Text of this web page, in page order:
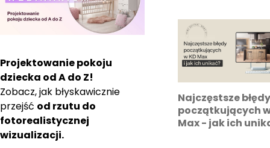
Projektowanie pokoju
dziecka od A do Z!
Zobacz, jak błyskawicznie
przejść od rzutu do
fotorealistycznej
wizualizacji.
Najczęstsze błędy
początkujących
Max - jak ich